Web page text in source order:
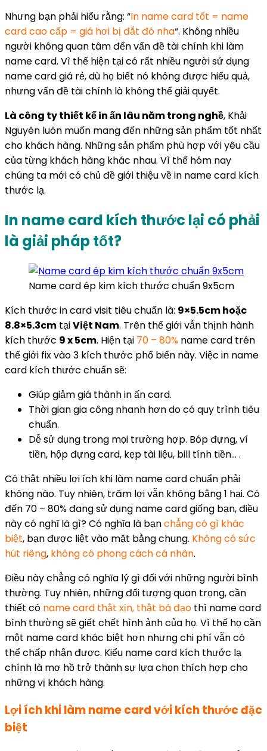
Nhưng bạn phải hiểu rằng: “In name card tốt = name
card cao cấp = giá hơi bị đắt đó nha“. Không nhiều
người không quan tâm đến vấn đề tài chính khi làm
name card. Vì thế hiện tại có rất nhiều người sử dụng
name card giá rẻ, dù họ biết nó không được hiểu quả,
nhưng vấn đề tài chính là không thể giải quyết.
Là công ty thiết kế in ấn lâu năm trong nghề, Khải
Nguyên luôn muốn mang đến những sản phẩm tốt nhất
cho khách hàng. Những sản phẩm phù hợp với yêu cầu
của từng khách hàng khác nhau. Vì thế hôm nay
chúng ta mới có chủ đề giới thiệu về in name card kích
thước lạ.
In name card kích thước lại có phải
là giải pháp tốt?
Name card ép kim kích thước chuẩn 9x5cm
Kích thước in card visit tiêu chuẩn là: 9×5.5cm hoặc
8.8×5.3cm tạiViệt Nam. Trên thế giới vẫn thịnh hành
kích thước 9 x 5cm. Hiện tại 70 – 80% name card trên
thế giới fix vào 3 kích thước phổ biến này. Việc in name
card kích thước chuẩn sẽ:
Giúp giảm giá thành in ấn card.
Thời gian gia công nhanh hơn do có quy trình tiêu
chuẩn.
Dễ sử dụng trong mọi trường hợp. Bóp đựng, ví
tiền, hộp đựng card, kẹp tài liệu, bill tính tiền… .
Có thật nhiều lợi ích khi làm name card chuẩn phải
không nào. Tuy nhiên, trăm lợi vẫn không bằng 1 hại. Có
đến 70 – 80% đang sử dụng name card giống bạn, điều
này có nghĩ là gì? Có nghĩa là bạnchẳng có gì khác
biệt, bạn được liệt vào mặt bằng chung. Không có sức
hút riêng, không có phong cách cá nhân.
Điều này chẳng có nghĩa lý gì đối với những người bình
thường. Tuy nhiên, những đối tượng quan trọng, cần
thiết có name card thật xịn, thật bá đạo thì name card
bình thường sẽ giết chết hình ảnh của họ. Vì thế họ cần
một name card khác biệt hơn nhưng chi phí vẫn có
thể chấp nhận được. Kiểu name card kích thước lạ
chính là mơ hồ trở thành sự lựa chọn thích hợp cho
những vị khách hàng.
Lợi ích khi làm name card với kích thước đặc
biệt